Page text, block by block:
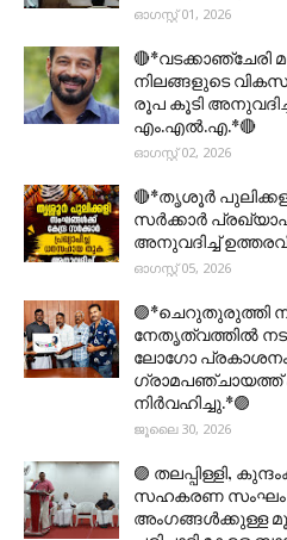
ഓഗസ്റ്റ് 01, 2026
നിലങ്ങളുടെ
രൂപ കൂടി
എം.എൽ.എ.*🔴
ഓഗസ്റ്റ് 02, 2026
🔴*തൃശൂര്‍
സര്‍ക്കാര്‍
അനുവദിച്ച്
ഓഗസ്റ്റ് 05, 2026
🟣*ചെറുതുരുത്തി
നേതൃത്വത്തിൽ
ലോഗോ
ഗ്രാമപഞ്ചായത്ത്
നിർവഹിച്ചു.*🟣
ജൂലൈ 30, 2026
🟣 തലപ്പിള്ളി,
സഹകരണ സംഘം
അംഗങ്ങൾക്കുള്ള